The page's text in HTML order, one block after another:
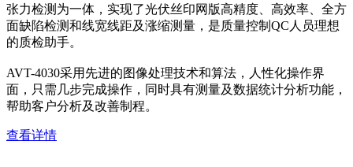
张力检测为一体，实现了光伏丝印网版高精度、高效率、全方
面缺陷检测和线宽线距及涨缩测量，是质量控制QC人员理想
的质检助手。
AVT-4030采用先进的图像处理技术和算法，人性化操作界
面，只需几步完成操作，同时具有测量及数据统计分析功能，
帮助客户分析及改善制程。
查看详情